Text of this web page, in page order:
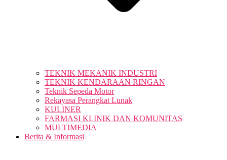
TEKNIK MEKANIK INDUSTRI
TEKNIK KENDARAAN RINGAN
Teknik Sepeda Motor
Rekayasa Perangkat Lunak
KULINER
FARMASI KLINIK DAN KOMUNITAS
MULTIMEDIA
Berita & Informasi